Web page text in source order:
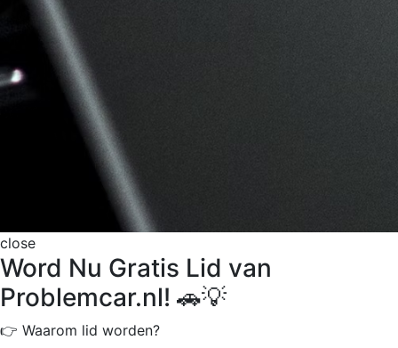
close
Word Nu Gratis Lid van
Problemcar.nl! 🚗💡
👉 Waarom lid worden?